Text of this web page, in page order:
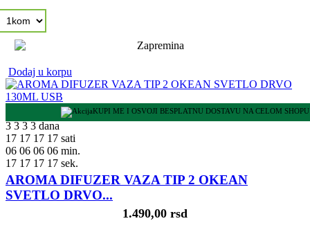
Dodaj u korpu
KUPI ME I OSVOJI BESPLATNU DOSTAVU NA CELOM SHOPU
3 3 3 3 dana
17 17 17 17 sati
06 06 06 06 min.
16 16 16 16 sek.
AROMA DIFUZER VAZA TIP 2 OKEAN
SVETLO DRVO...
1.490,00 rsd